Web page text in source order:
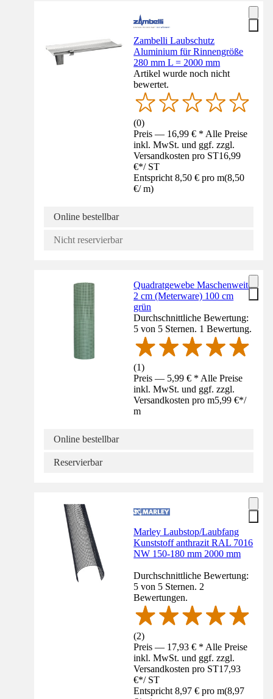
Zambelli Laubschutz
Aluminium für Rinnengröße
280 mm L = 2000 mm
Artikel wurde noch nicht
bewertet.
(0)
Preis — 16,99 € * Alle Preise
inkl. MwSt. und ggf. zzgl.
Versandkosten pro ST16,99
€*/ ST
Entspricht 8,50 € pro m(8,50
€/ m)
Online bestellbar
Nicht reservierbar
Quadratgewebe Maschenweite
2 cm (Meterware) 100 cm
grün
Durchschnittliche Bewertung:
5 von 5 Sternen. 1 Bewertung.
(1)
Preis — 5,99 € * Alle Preise
inkl. MwSt. und ggf. zzgl.
Versandkosten pro m5,99 €*/
m
Online bestellbar
Reservierbar
Marley Laubstop/Laubfang
Kunststoff anthrazit RAL 7016
NW 150-180 mm 2000 mm
Durchschnittliche Bewertung:
5 von 5 Sternen. 2
Bewertungen.
(2)
Preis — 17,93 € * Alle Preise
inkl. MwSt. und ggf. zzgl.
Versandkosten pro ST17,93
€*/ ST
Entspricht 8,97 € pro m(8,97